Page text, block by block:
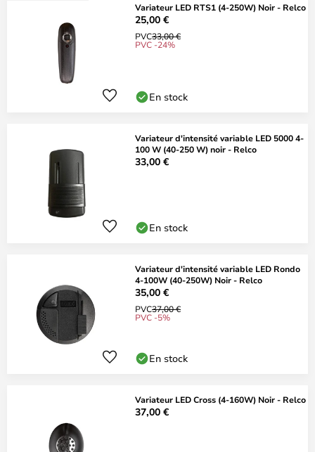
Variateur LED RTS1 (4-250W) Noir - Relco
25,00 €
PVC33,00 €
PVC -24%
En stock
Variateur d'intensité variable LED 5000 4-
100 W (40-250 W) noir - Relco
33,00 €
En stock
Variateur d'intensité variable LED Rondo
4-100W (40-250W) Noir - Relco
35,00 €
PVC37,00 €
PVC -5%
En stock
Variateur LED Cross (4-160W) Noir - Relco
37,00 €